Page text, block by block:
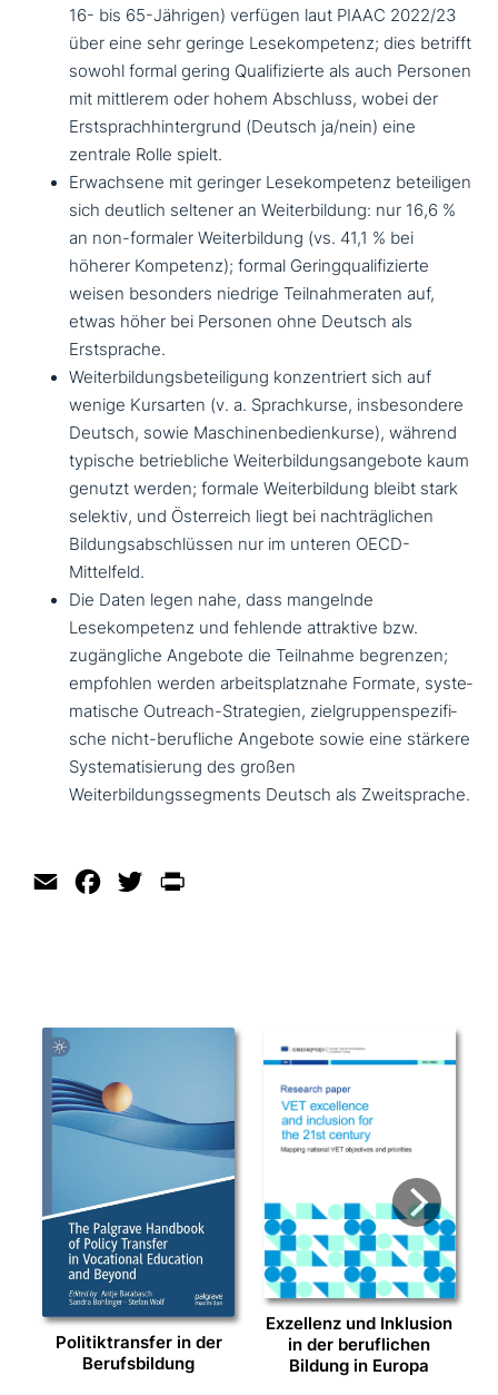
16- bis 65-Jährigen) verfügen laut PIAAC 2022/23
über eine sehr geringe Lesekompetenz; dies betrifft
sowohl formal gering Qualifizierte als auch Personen
mit mittlerem oder hohem Abschluss, wobei der
Erstsprachhintergrund (Deutsch ja/nein) eine
zentrale Rolle spielt.
Erwachsene mit geringer Lesekompetenz betei­li­gen
sich deutlich seltener an Weiterbildung: nur 16,6 %
an non-formaler Weiterbildung (vs. 41,1 % bei
höherer Kompetenz); formal Geringqualifizierte
weisen besonders niedrige Teilnahmeraten auf,
etwas höher bei Personen ohne Deutsch als
Erstsprache.
Weiterbildungsbeteiligung kon­zen­triert sich auf
wenige Kursarten (v. a. Sprachkurse, ins­be­son­de­re
Deutsch, sowie Maschinenbedienkurse), während
typische betrieb­li­che Weiterbildungsangebote kaum
genutzt werden; formale Weiterbildung bleibt stark
selektiv, und Österreich liegt bei nach­träg­li­chen
Bildungsabschlüssen nur im unteren OECD-
Mittelfeld.
Die Daten legen nahe, dass mangelnde
Lesekompetenz und fehlende attrak­ti­ve bzw.
zugäng­li­che Angebote die Teilnahme begrenzen;
empfohlen werden arbeits­platz­na­he Formate, syste­
ma­ti­sche Outreach-Strategien, ziel­grup­pen­spe­zi­fi­
sche nicht-beruf­li­che Angebote sowie eine stärkere
Systematisierung des großen
Weiterbildungssegments Deutsch als Zweitsprache.
Email Facebook
Twitter
Politiktransfer in der
Berufsbildung
Exzellenz und Inklusion
in der beruf­li­chen
Bildung in Europa